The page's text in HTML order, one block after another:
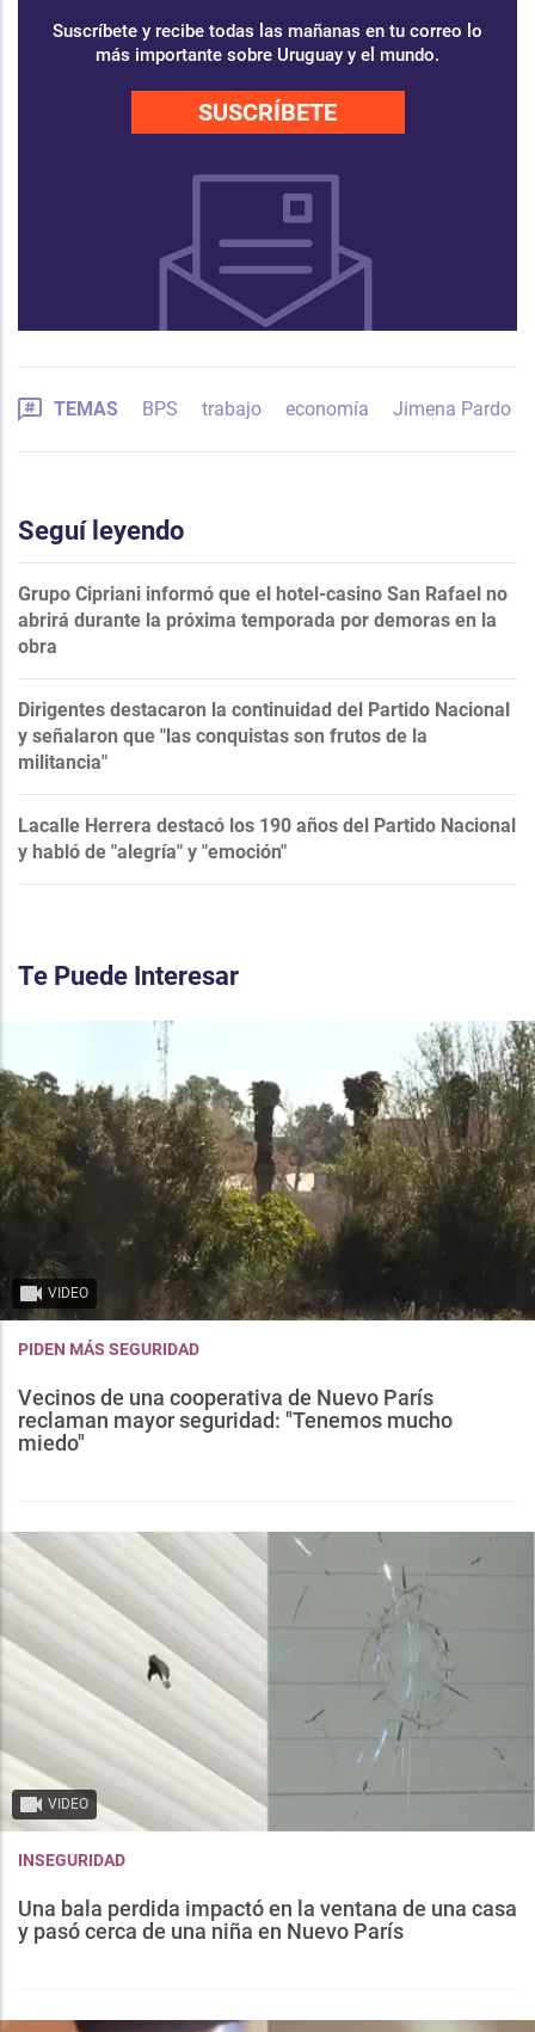
Suscríbete y recibe todas las mañanas en tu correo lo
más importante sobre Uruguay y el mundo.
SUSCRÍBETE
TEMAS BPS trabajo economía Jimena Pardo
Seguí leyendo
Grupo Cipriani informó que el hotel-casino San Rafael no
abrirá durante la próxima temporada por demoras en la
obra
Dirigentes destacaron la continuidad del Partido Nacional
y señalaron que "las conquistas son frutos de la
militancia"
Lacalle Herrera destacó los 190 años del Partido Nacional
y habló de "alegría" y "emoción"
Te Puede Interesar
VIDEO
PIDEN MÁS SEGURIDAD
Vecinos de una cooperativa de Nuevo París
reclaman mayor seguridad: "Tenemos mucho
miedo"
VIDEO
INSEGURIDAD
Una bala perdida impactó en la ventana de una casa
y pasó cerca de una niña en Nuevo París